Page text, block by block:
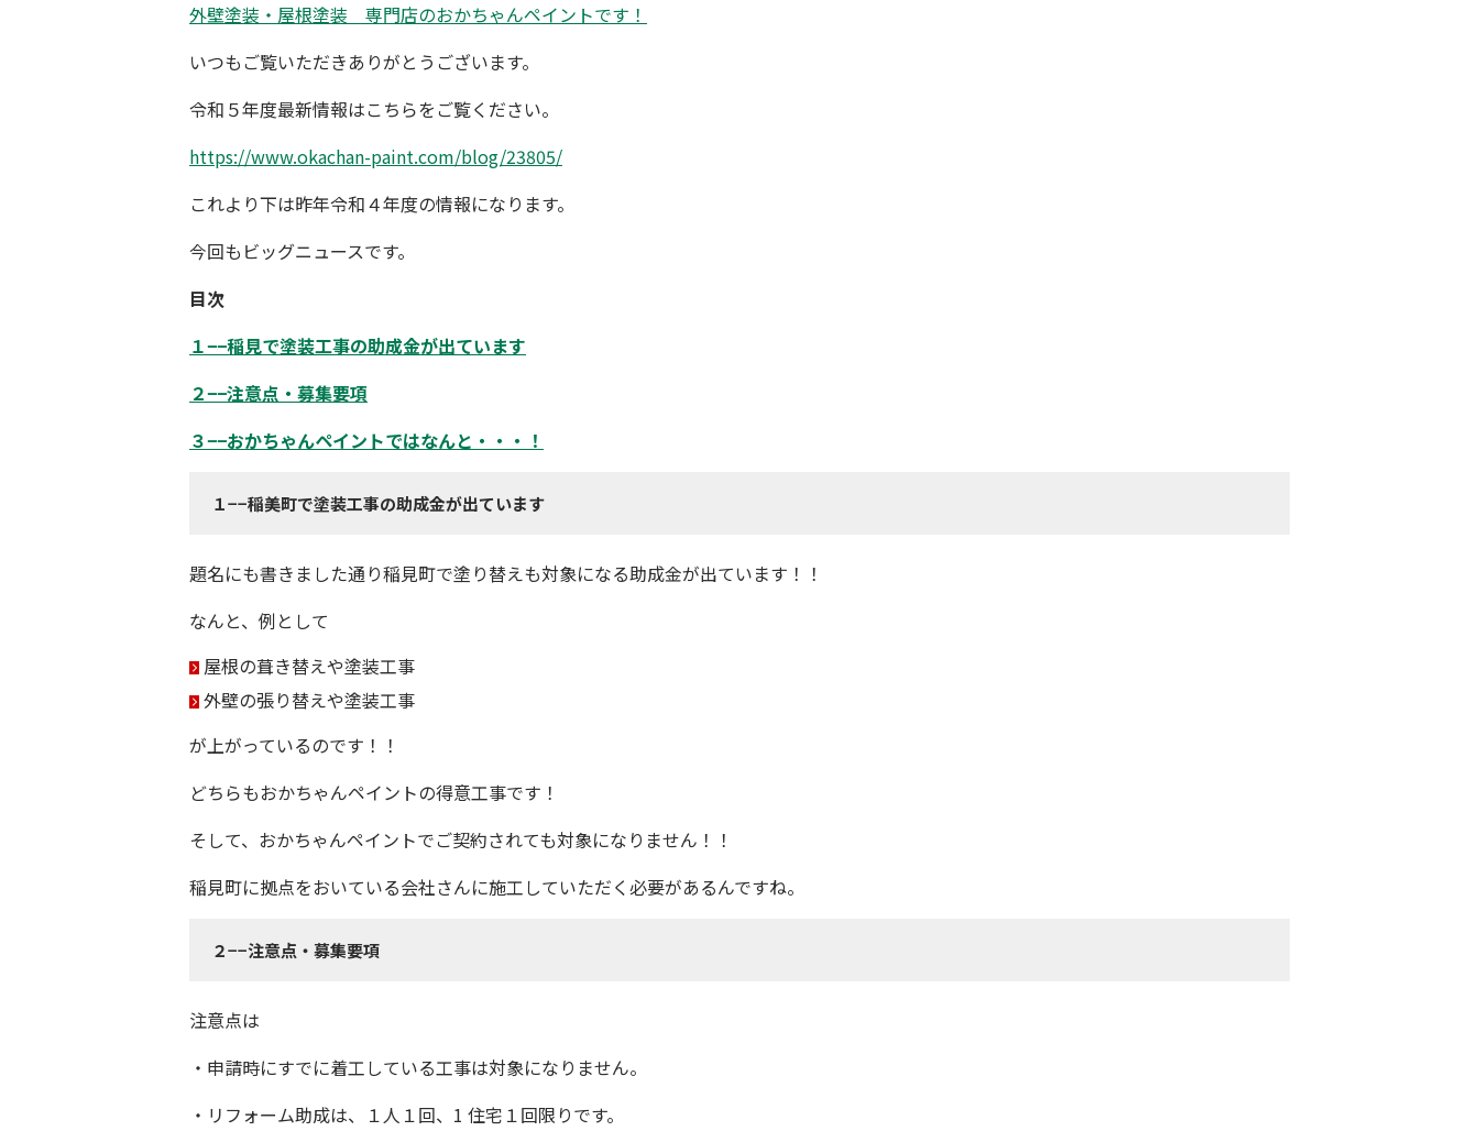
外壁塗装・屋根塗装 専門店のおかちゃんペイントです！
いつもご覧いただきありがとうございます。
令和５年度最新情報はこちらをご覧ください。
https://www.okachan-paint.com/blog/23805/
これより下は昨年令和４年度の情報になります。
今回もビッグニュースです。
目次
１−−稲見で塗装工事の助成金が出ています
２−−注意点・募集要項
３−−おかちゃんペイントではなんと・・・！
１−−稲美町で塗装工事の助成金が出ています
題名にも書きました通り稲見町で塗り替えも対象になる助成金が出ています！！
なんと、例として
屋根の葺き替えや塗装工事
外壁の張り替えや塗装工事
が上がっているのです！！
どちらもおかちゃんペイントの得意工事です！
そして、 おかちゃんペイントでご契約されても対象になり ません！！
稲見町に拠点をおいている会社さんに施工していただく必要があるんですね。
２−−注意点・募集要項
注意点は
・申請時にすでに着工している工事は対象になりません。
・リフォーム助成は、１人１回、1 住宅１回限りです。